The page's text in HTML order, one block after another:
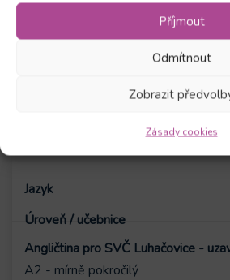
Příjmout
Odmítnout
Zobrazit
Zásady cookies
Angličtina pro SVČ Luhačovice -
A2 - mírně pokročilý